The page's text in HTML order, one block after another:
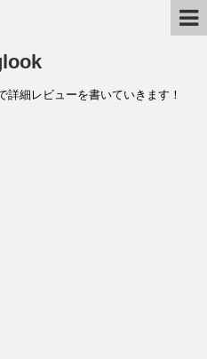
細レビューを書いていきます！